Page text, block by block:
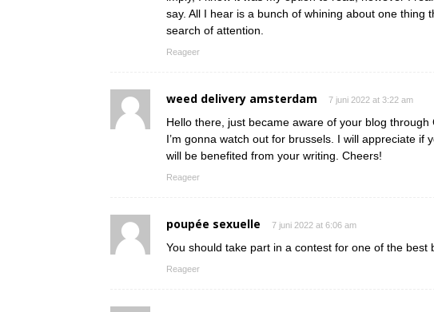
say. All I hear is a bunch of whining about one thing
search of attention.
Reageer
weed delivery amsterdam 7 juni 2022 at 3:22 am
Hello there, just became aware of your blog through
I’m gonna watch out for brussels. I will appreciate
will be benefited from your writing. Cheers!
Reageer
poupée sexuelle 7 juni 2022 at 6:06 am
You should take part in a contest for one of the
Reageer